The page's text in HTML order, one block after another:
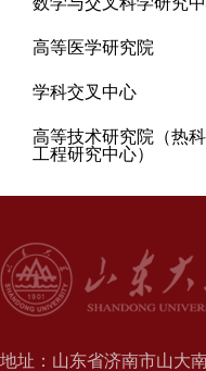
高等医学研究院
学科交叉中心
高等技术研究院（热
工程研究中心）
地址：山东省济南市山大